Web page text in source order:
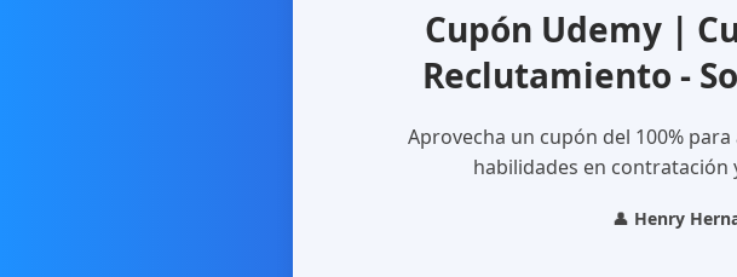
Cupón Udemy |
Reclutamiento -
Aprovecha un cupón del 100%
habilidades en
👤 Henry